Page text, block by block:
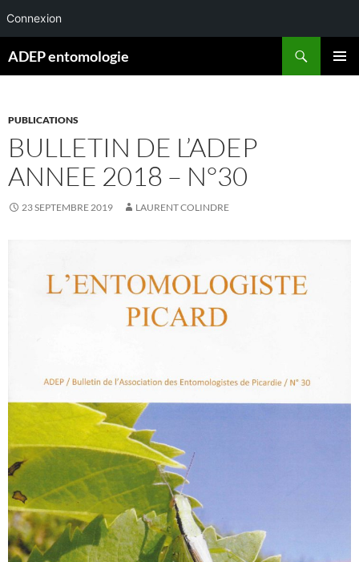
Connexion
auADEP entomologie
PUBLICATIONS
BULLETIN DE L’ADEP
ANNEE 2018 – N°30
23 SEPTEMBRE 2019 LAURENT COLINDRE